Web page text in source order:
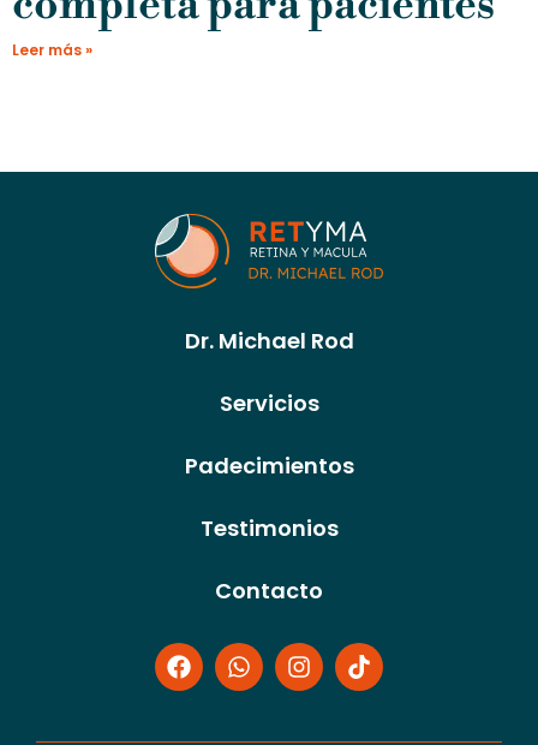
Leer más »
Dr. Michael Rod
Servicios
Padecimientos
Testimonios
Contacto